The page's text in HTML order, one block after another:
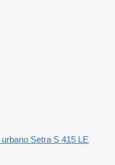
Setra S 415 LE